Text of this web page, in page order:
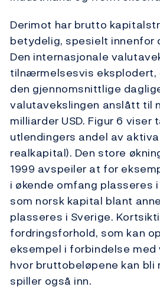
Derimot har brutto
betydelig, spesielt innenfor
Den internasjonale
tilnærmelsesvis eksplodert,
den gjennomsnittlige
valutavekslingen anslått til
milliarder USD. Figur 6 viser
utlendingers andel av
realkapital). Den store
1999 avspeiler at for
i økende omfang plasseres
som norsk kapital blant
plasseres i Sverige.
fordringsforhold, som kan
eksempel i forbindelse
hvor bruttobeløpene kan bli
spiller også inn.